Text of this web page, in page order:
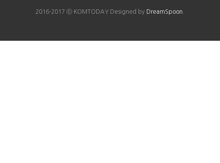
2016-2017 ⓒ KOMTODAY Designed by DreamSpoon